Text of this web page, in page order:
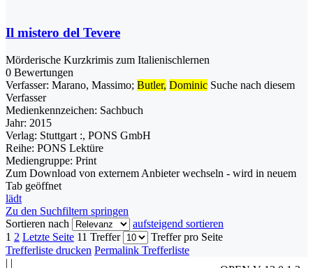
Il mistero del Tevere
Mörderische Kurzkrimis zum Italienischlernen
0 Bewertungen
Verfasser: Marano, Massimo; Butler, Dominic Suche nach diesem
Verfasser
Medienkennzeichen: Sachbuch
Jahr: 2015
Verlag: Stuttgart :, PONS GmbH
Reihe: PONS Lektüre
Mediengruppe: Print
Zum Download von externem Anbieter wechseln - wird in neuem
Tab geöffnet
lädt
Zu den Suchfiltern springen
Sortieren nach
aufsteigend sortieren
1 2 Letzte Seite 11 Treffer
Treffer pro Seite
Trefferliste drucken Permalink Trefferliste
| |